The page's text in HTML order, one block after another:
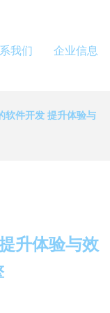
我们 企业信息
软件开发 提升体验与
升体验与效